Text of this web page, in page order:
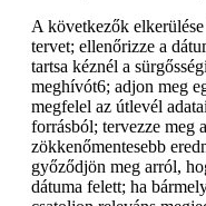
A következők
tervet; ellenőrizze a
tartsa kéznél a
meghívót6; adjon meg
megfelel az útlevél
forrásból; tervezze meg
zökkenőmentesebb
győződjön meg arról,
dátuma felett; ha